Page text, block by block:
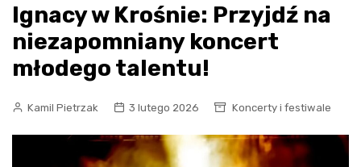
Ignacy w Krośnie: Przyjdź na
niezapomniany koncert
młodego talentu!
Kamil Pietrzak 3 lutego 2026 Koncerty i festiwale